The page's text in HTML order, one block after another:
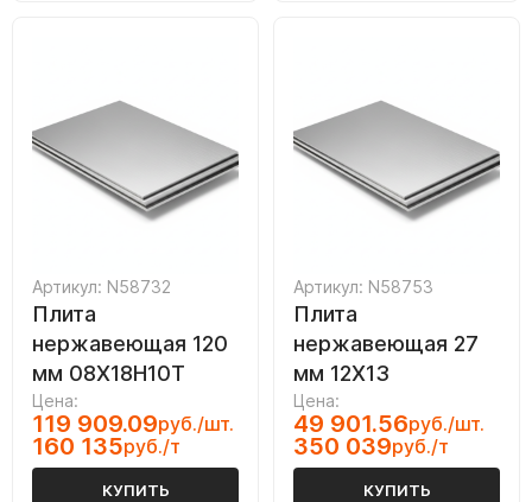
Артикул: N58732
Плита
нержавеющая 120
мм 08Х18Н10Т
Цена:
119 909.09руб./шт.
160 135руб./т
КУПИТЬ
Артикул: N58753
Плита
нержавеющая 27
мм 12Х13
Цена:
49 901.56руб./шт.
350 039руб./т
КУПИТЬ